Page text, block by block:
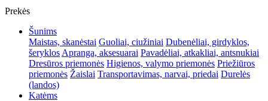
Prekės
Šunims
Maistas, skanėstai Guoliai, ciužiniai Dubenėliai, girdyklos,
šeryklos Apranga, aksesuarai Pavadėliai, atkakliai, antsnukiai
Dresūros priemonės Higienos, valymo priemonės Priežiūros
priemonės Žaislai Transportavimas, narvai, priedai Durelės
(landos)
Katėms